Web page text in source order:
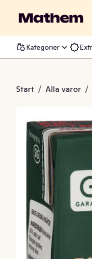
Kategorier
Start / Alla varor /
EKO